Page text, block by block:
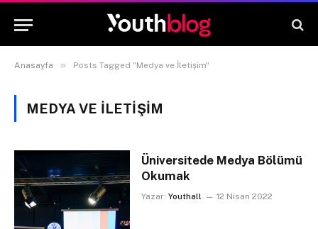
Anasayfa » Posts Tagged "Medya ve İletişim"
MEDYA VE İLETIŞIM
Üniversitede Medya Bölümü
Okumak
Yazar: Youthall 12 Nisan 2022